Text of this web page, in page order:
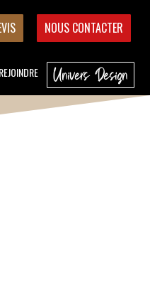
NOUS CONTACTER
Univers Design